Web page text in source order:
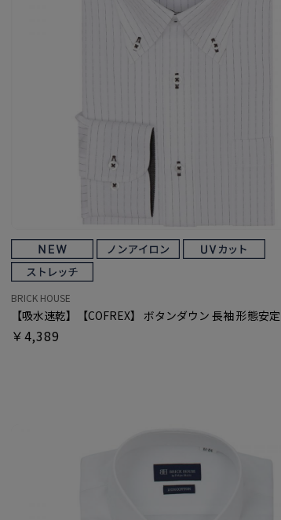
BRICK HOUSE
【吸水速乾】【COFREX】 ボタンダウン 長袖 形態安
￥4,389